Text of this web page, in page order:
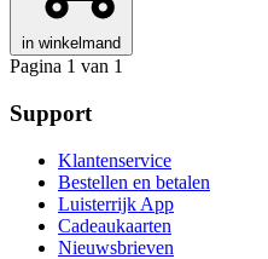
in winkelmand
Pagina 1 van 1
Support
Klantenservice
Bestellen en betalen
Luisterrijk App
Cadeaukaarten
Nieuwsbrieven